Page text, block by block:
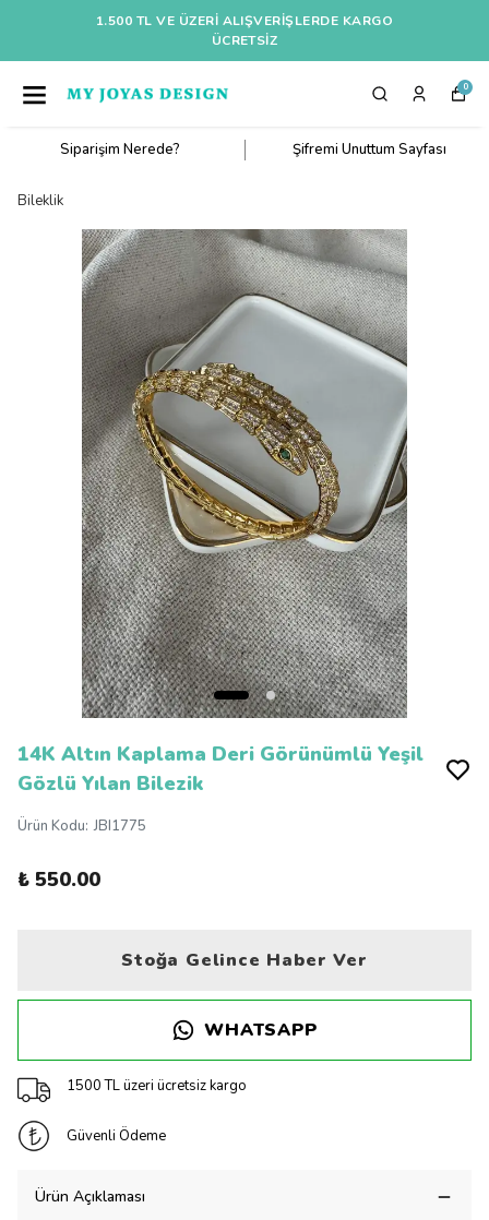
1.500 TL VE ÜZERI ALIŞVERIŞLERDE KARGO
ÜCRETSİZ
0
Siparişim Nerede? Şifremi Unuttum Sayfası
Bileklik
14K Altın Kaplama Deri Görünümlü Yeşil
Gözlü Yılan Bilezik
Ürün Kodu: JBI1775
₺ 550.00
Stoğa Gelince Haber Ver
WHATSAPP
1500 TL üzeri ücretsiz kargo
Güvenli Ödeme
Ürün Açıklaması